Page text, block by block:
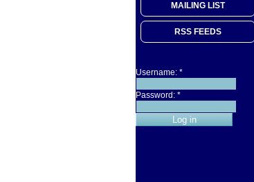
MAILING LIST
RSS FEEDS
Username: *
Password: *